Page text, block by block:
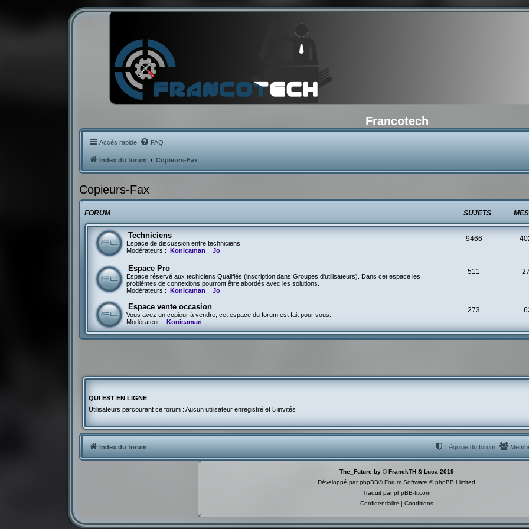
Francotech
Accès rapide FAQ
Index du forum Copieurs-Fax
Copieurs-Fax
FORUM SUJETS
Techniciens
Espace de discussion entre techniciens
Modérateurs :
Konicaman , Jo
9466
Espace Pro
Espace réservé aux techiciens Qualifiés (inscription dans Groupes d'utilisateurs). Dans cet espace les
problèmes de connexions pourront être abordés avec les solutions.
Modérateurs :
Konicaman , Jo
511
Espace vente occasion
Vous avez un copieur à vendre, cet espace du forum est fait pour vous.
Modérateur :
Konicaman
273
QUI EST EN LIGNE
Utilisateurs parcourant ce forum : Aucun utilisateur enregistré et 5 invités
Index du forum L’équipe du forum
The_Future by © FranckTH & Luca 2019
Développé parphpBB® Forum Software © phpBB Limited
Traduit parphpBB-fr.com
Confidentialité | Conditions